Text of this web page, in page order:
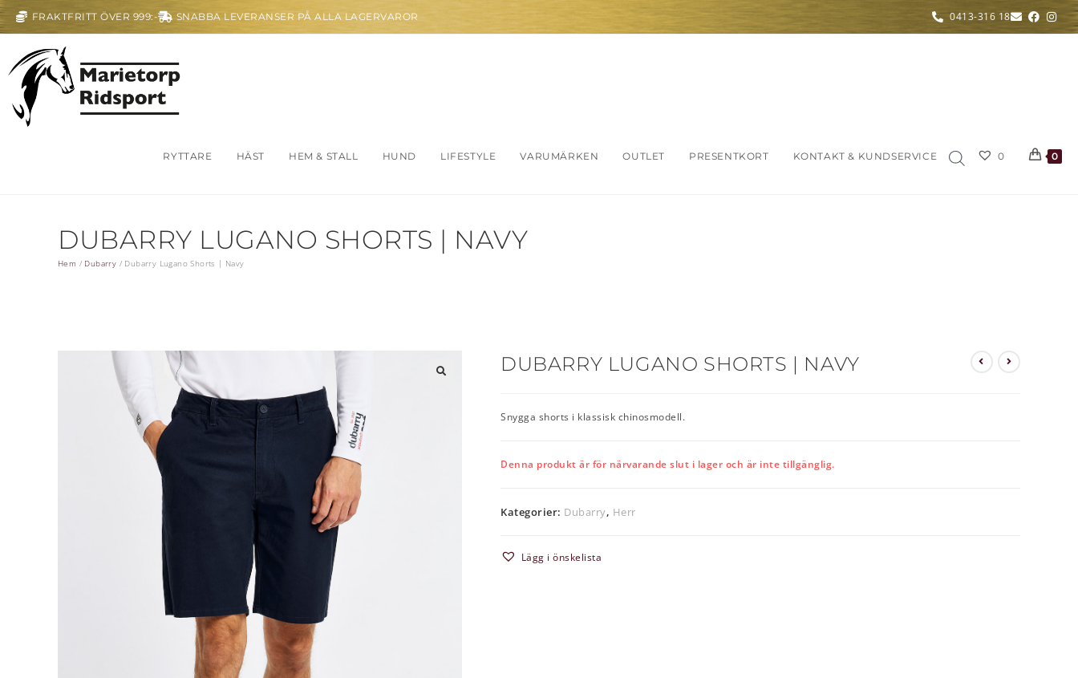
FRAKTFRITT ÖVER 999:- SNABBA LEVERANSER PÅ ALLA LAGERVAROR 0413-316 18
RYTTARE HÄST HEM & STALL HUND LIFESTYLE VARUMÄRKEN OUTLET PRESENTKORT KONTAKT & KUNDSERVICE 0 0
DUBARRY LUGANO SHORTS | NAVY
Hem / Dubarry / Dubarry Lugano Shorts | Navy
DUBARRY LUGANO SHORTS | NAVY
Snygga shorts i klassisk chinosmodell.
Denna produkt är för närvarande slut i lager och är inte tillgänglig.
Kategorier: Dubarry, Herr
Lägg i önskelista